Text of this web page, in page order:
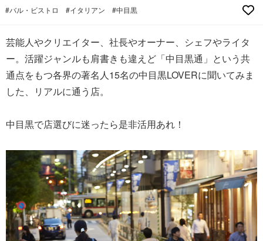
#バル・ビストロ #イタリアン #中目黒
芸能人やクリエイター、社長やオーナー、シェフやライタ
ー。活躍ジャンルも肩書きも違えど「中目黒通」という共
通点をもつ各界の著名人15名の中目黒LOVERに聞いてみま
した、リアルに通う店。
中目黒で店選びに迷ったら是非活用あれ！